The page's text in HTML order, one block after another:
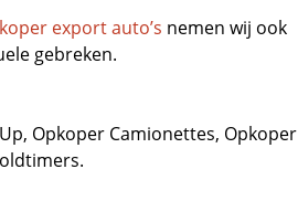
export auto’s nemen wij ook
gebreken.
Opkoper Camionettes, Opkoper